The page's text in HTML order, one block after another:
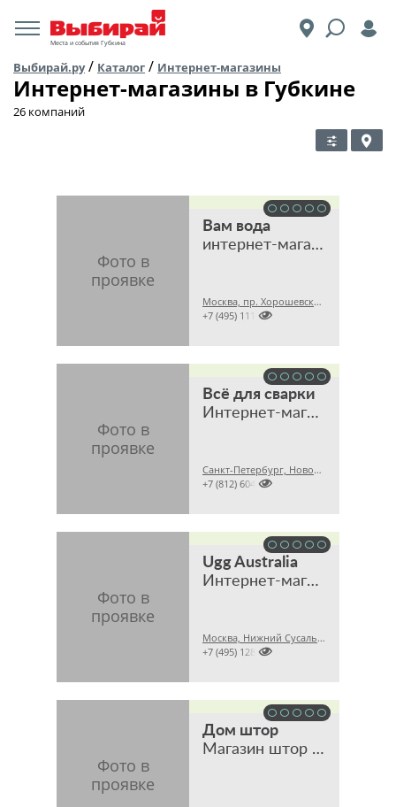
Места и события Губкина
Выбирай.ру/ Каталог / Интернет-магазины
Интернет-магазины в Губкине
26 компаний
Вам вода
интернет-магазин
Москва, пр. Хорошевский 2-й, 7 стр. 1А

+7 (495) 1115505
Всё для сварки
Интернет-магазин
Санкт-Петербург, Новочеркасский пр., 58

+7 (812) 6042743
Ugg Australia
Интернет-магазин
Москва, Нижний Сусальный пер., 5, стр. 17

+7 (495) 1283564
Дом штор
Магазин штор и тканей